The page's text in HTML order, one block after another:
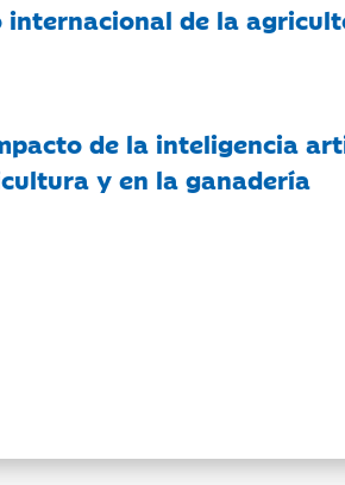
internacional de la
de la inteligencia
y en la ganadería